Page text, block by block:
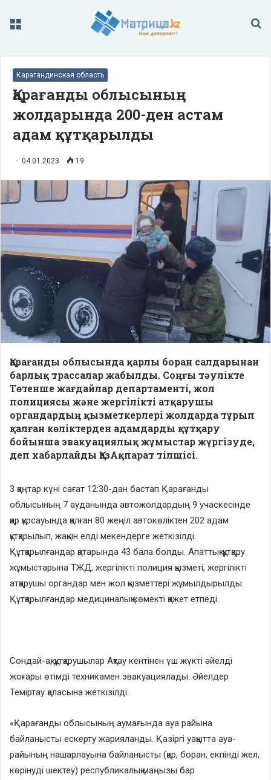
Меню
Карагандинская область
Қарағанды облысының
жолдарында 200-ден астам
адам құтқарылды
04.01.2023 19
Қарағанды облысында қарлы боран салдарынан
барлық трассалар жабылды. Соңғы тәулікте
Төтенше жағдайлар департаменті, жол
полициясы және жергілікті атқарушы
органдардың қызметкерлері жолдарда тұрып
қалған көліктерден адамдарды құтқару
бойынша эвакуациялық жұмыстар жүргізуде,
деп хабарлайды ҚазАқпарат тілшісі.
3 қаңтар күні сағат 12:30-дан бастап Қарағанды
облысының 7 ауданында автожолдардың 9 учаскесінде
қар құрсауында қалған 80 жеңіл автокөліктен 202 адам
құтқарылып, жақын елді мекендерге жеткізілді.
Құтқарылғандар қатарында 43 бала болды. Апаттық-құтқару
жұмыстарына ТЖД, жергілікті полиция қызметі, жергілікті
атқарушы органдар мен жол қызметтері жұмылдырылды.
Құтқарылғандар медициналық көмекті қажет етпеді.
Сондай-ақ, құтқарушылар Ақтау кентінен үш жүкті әйелді
жоғары өтімді техникамен эвакуациялады. Әйелдер
Теміртау қаласына жеткізілді.
«Қарағанды облысының аумағында ауа райына
байланысты ескерту жарияланды. Қазіргі уақытта ауа-
райының нашарлауына байланысты (қар, боран, екпінді жел,
көрінуді шектеу) республикалық маңызы бар